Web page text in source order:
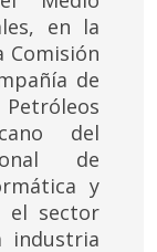
en la
Comisión
de
del
de
y
el sector
industria